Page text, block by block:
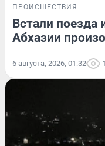
ПРОИСШЕСТВИЯ
Встали поезда
Абхазии
6 августа, 2026, 01:32